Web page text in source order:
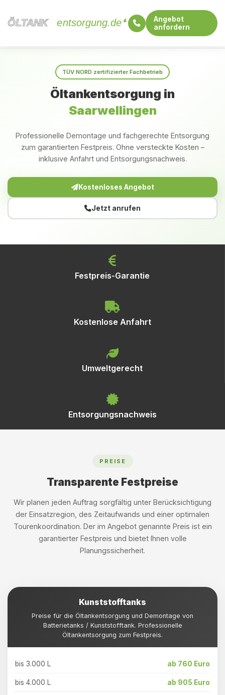
ÖLTANK
ÖLTANK entsorgung.de
Angebot
anfordern
TÜV NORD zertifizierter Fachbetrieb
Öltankentsorgung in
Saarwellingen
Professionelle Demontage und fachgerechte Entsorgung
zum garantierten Festpreis. Ohne versteckte Kosten –
inklusive Anfahrt und Entsorgungsnachweis.
Kostenloses Angebot
Jetzt anrufen
Festpreis-Garantie
Kostenlose Anfahrt
Umweltgerecht
Entsorgungsnachweis
PREISE
Transparente Festpreise
Wir planen jeden Auftrag sorgfältig unter Berücksichtigung
der Einsatzregion, des Zeitaufwands und einer optimalen
Tourenkoordination. Der im Angebot genannte Preis ist ein
garantierter Festpreis und bietet Ihnen volle
Planungssicherheit.
Kunststofftanks
Preise für die Öltankentsorgung und Demontage von
Batterietanks / Kunststofftank. Professionelle
Öltankentsorgung zum Festpreis.
bis 3.000 L ab 760 Euro
bis 4.000 L ab 905 Euro